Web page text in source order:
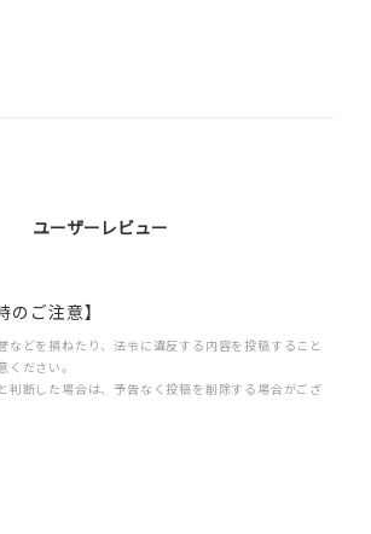
ユーザーレビュー
のご注意】
などを損ねたり、法令に違反する内容を投稿すること
ください。
判断した場合は、予告なく投稿を削除する場合がござ